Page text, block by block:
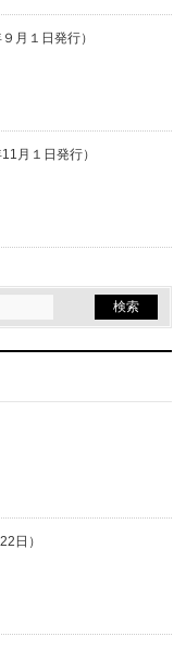
月１日発行）
月１日発行）
日）